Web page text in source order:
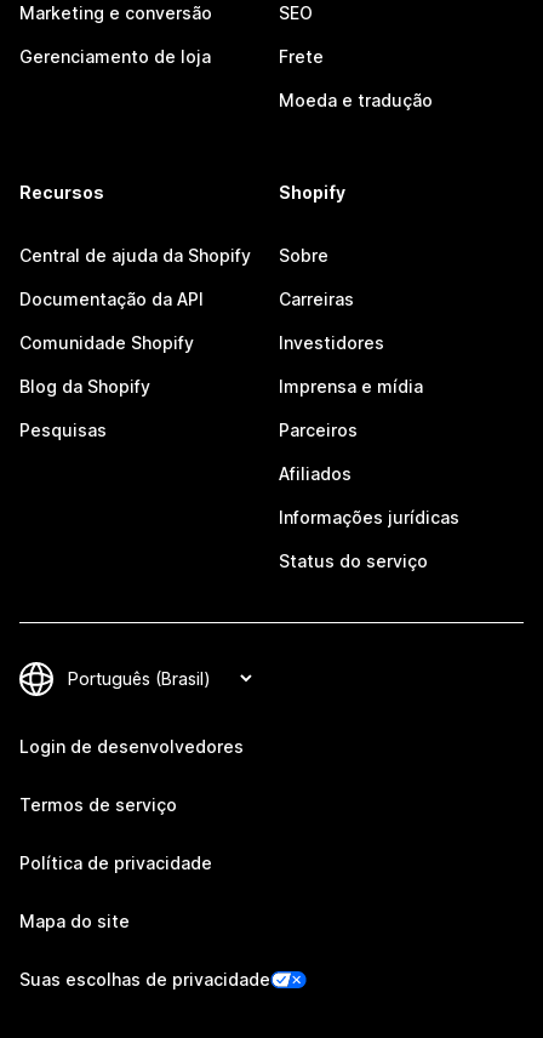
Marketing e conversão
Gerenciamento de loja
SEO
Frete
Moeda e tradução
Recursos
Central de ajuda da Shopify
Documentação da API
Comunidade Shopify
Blog da Shopify
Pesquisas
Shopify
Sobre
Carreiras
Investidores
Imprensa e mídia
Parceiros
Afiliados
Informações jurídicas
Status do serviço
Login de desenvolvedores
Termos de serviço
Política de privacidade
Mapa do site
Suas escolhas de privacidade